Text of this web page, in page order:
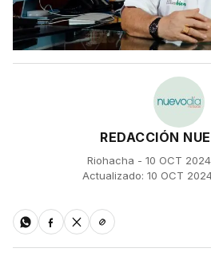
REDACCIÓN
Riohacha - 10 OCT
Actualizado: 10 OCT